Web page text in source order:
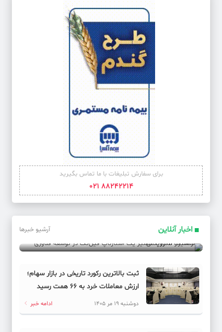
برای سفارش تبلیغات با ما تماس بگیرید
88242214 021
اخبار آنلاین آرشیو خبرها
فناوری معاملات الگوریتمی
ثبت بالاترین رکورد تاریخی در بازار سهام؛
ارزش معاملات خرد به ۶۶ همت رسید
دوشنبه 19 مر 1405 ادامه خبر